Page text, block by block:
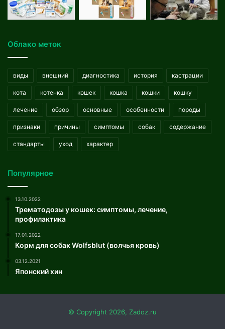
Облако меток
виды внешний диагностика история кастрации
кота котенка кошек кошка кошки кошку
лечение обзор основные особенности породы
признаки причины симптомы собак содержание
стандарты уход характер
Популярное
13.10.2022
Трематодозы у кошек: симптомы, лечение,
профилактика
17.01.2022
Корм для собак Wolfsblut (волчья кровь)
03.12.2021
Японский хин
© Copyright 2026, Zadoz.ru